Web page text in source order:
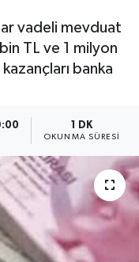
vadeli mevduat
TL ve 1 milyon
banka
1 DK
OKUNMA SÜRESI